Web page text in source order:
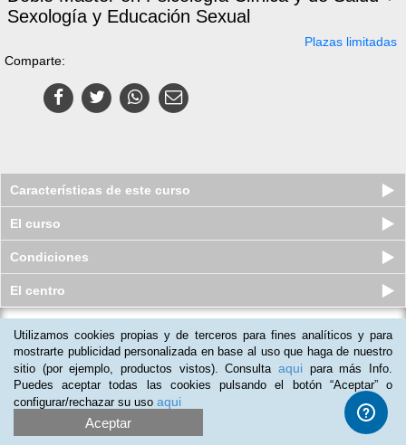
Sexología y Educación Sexual
Plazas limitadas
Comparte:
Características de este curso
El curso
Condiciones
El centro
Curso online Acreditado de
Terapeuta de Pareja y Coaching
Sexual
Plazas limitadas
165usd
Utilizamos cookies propias y de terceros para fines analíticos y para
mostrarte publicidad personalizada en base al uso que haga de nuestro
sitio (por ejemplo, productos vistos). Consulta aqui para más Info.
Puedes aceptar todas las cookies pulsando el botón “Aceptar” o
configurar/rechazar su uso aqui
Aceptar